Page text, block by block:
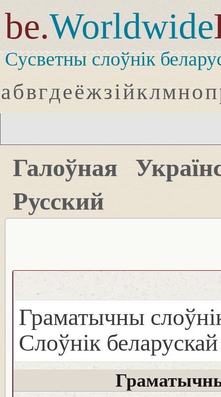
be.Worldwide
Сусветны слоўнік
абвгдеёжзійклмноп
Галоўная
Русский
Граматычны
Слоўнік